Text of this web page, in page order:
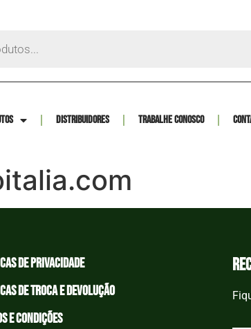
Distribuidores Trabalhe Conosco
de privacidade
de Troca e devolução
e condições